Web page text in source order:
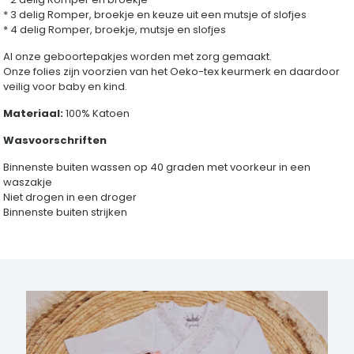
* 3 delig Romper, broekje en keuze uit een mutsje of slofjes
* 4 delig Romper, broekje, mutsje en slofjes
Al onze geboortepakjes worden met zorg gemaakt.
Onze folies zijn voorzien van het Oeko-tex keurmerk en daardoor
veilig voor baby en kind.
Materiaal:100% Katoen
Wasvoorschriften
Binnenste buiten wassen op 40 graden met voorkeur in een
waszakje
Niet drogen in een droger
Binnenste buiten strijken